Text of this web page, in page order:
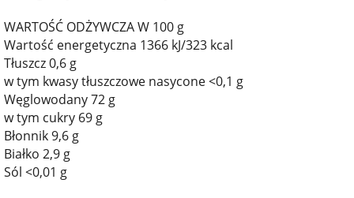
WARTOŚĆ ODŻYWCZA W 100 g
Wartość energetyczna 1366 kJ/323 kcal
Tłuszcz 0,6 g
w tym kwasy tłuszczowe nasycone <0,1 g
Węglowodany 72 g
w tym cukry 69 g
Błonnik 9,6 g
Białko 2,9 g
Sól <0,01 g